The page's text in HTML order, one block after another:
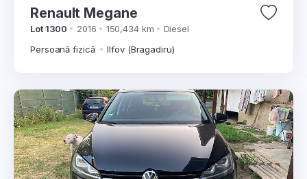
Renault Megane
Lot 1300 2016 150,434 km
Diesel
Persoană fizică
Ilfov (Bragadiru)